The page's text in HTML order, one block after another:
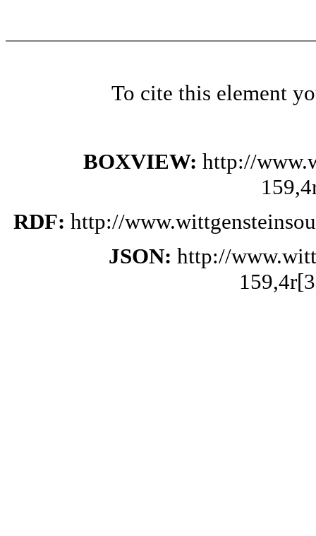
To cite this element
BOXVIEW: http://
RDF: http://
JSON: http://